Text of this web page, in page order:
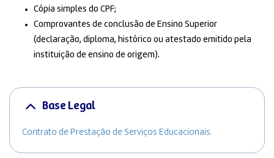
Cópia simples do CPF;
Comprovantes de conclusão de Ensino Superior
(declaração, diploma, histórico ou atestado emitido pela
instituição de ensino de origem).
Base Legal
Contrato de Prestação de Serviços Educacionais.